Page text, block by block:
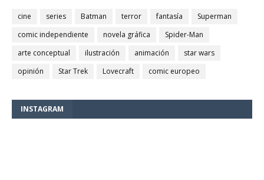
cine series Batman terror fantasía
Superman
comic independiente
novela gráfica
Spider-Man
arte conceptual
ilustración animación
star wars
opinión
Star Trek Lovecraft comic europeo
INSTAGRAM